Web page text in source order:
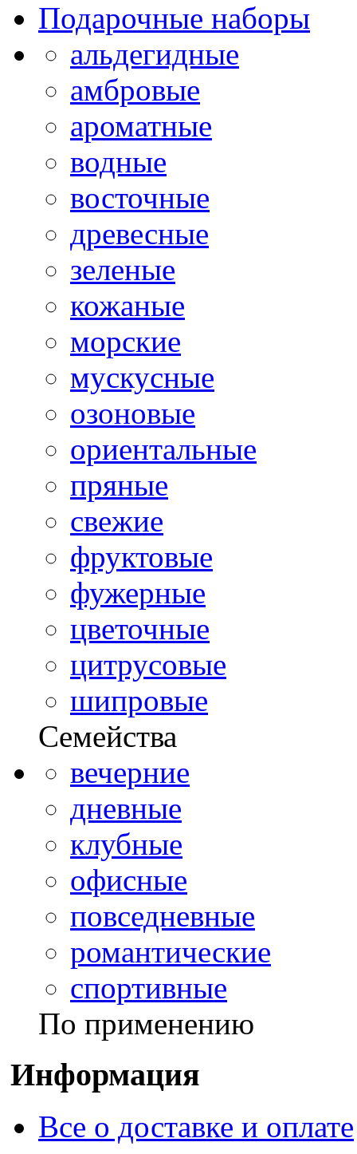
Подарочные наборы
альдегидные
амбровые
ароматные
водные
восточные
древесные
зеленые
кожаные
морские
мускусные
озоновые
ориентальные
пряные
свежие
фруктовые
фужерные
цветочные
цитрусовые
шипровые
Семейства
вечерние
дневные
клубные
офисные
повседневные
романтические
спортивные
По применению
Информация
Все о доставке и оплате